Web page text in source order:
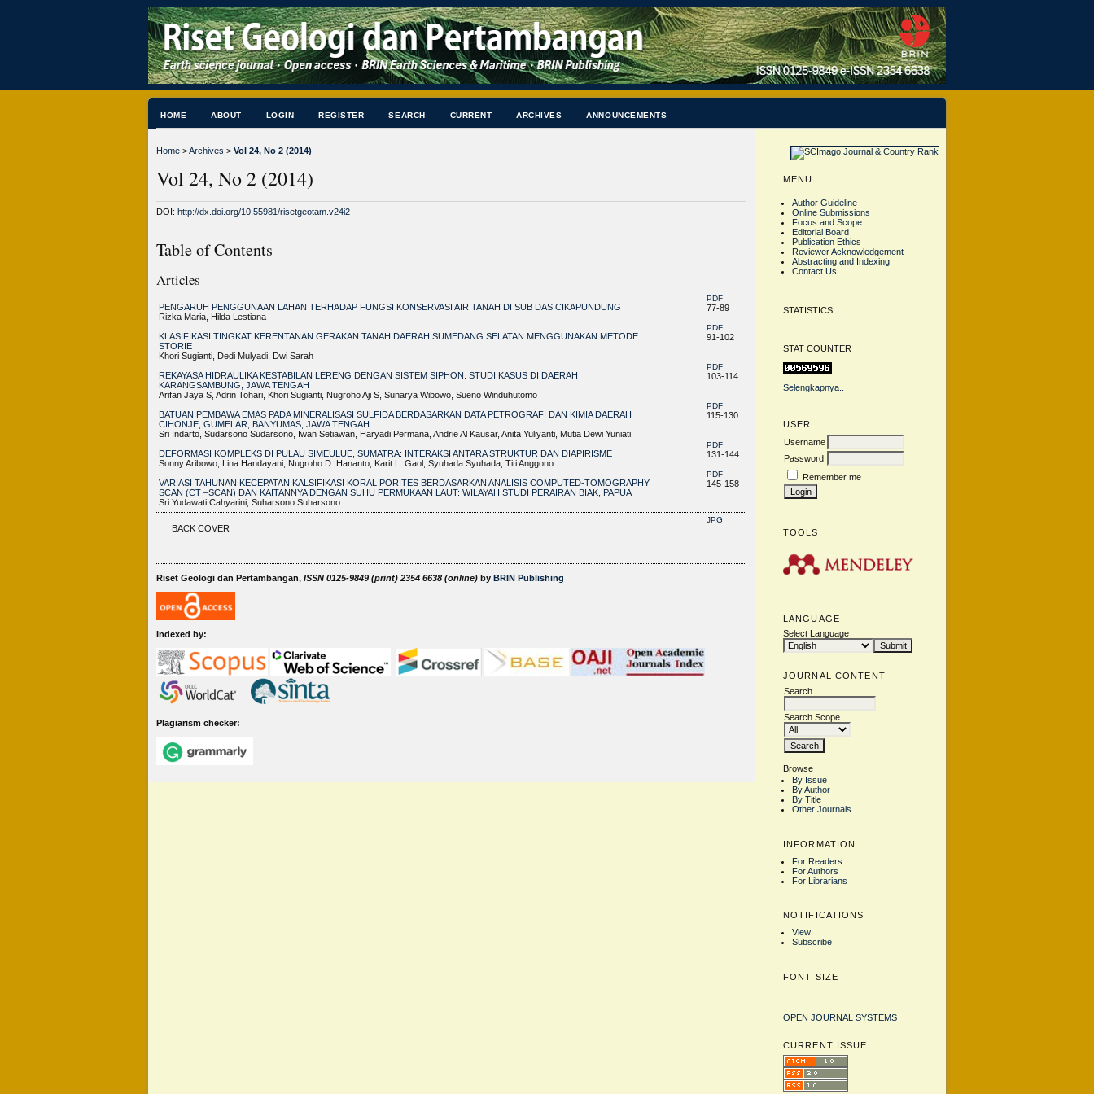
MENU
Author Guideline
Online Submissions
Focus and Scope
Editorial Board
Publication Ethics
Reviewer Acknowledgement
Abstracting and Indexing
Contact Us
STATISTICS
STAT COUNTER
Selengkapnya..
USER
Username
Password
Remember me
TOOLS
LANGUAGE
Select Language
JOURNAL CONTENT
Search
Search Scope
Browse
By Issue
By Author
By Title
Other Journals
INFORMATION
For Readers
For Authors
For Librarians
NOTIFICATIONS
View
Subscribe
FONT SIZE
OPEN JOURNAL SYSTEMS
CURRENT ISSUE
HOME ABOUT LOGIN REGISTER SEARCH CURRENT ARCHIVES ANNOUNCEMENTS
Home >Archives > Vol 24, No 2 (2014)
Vol 24, No 2 (2014)
DOI: http://dx.doi.org/10.55981/risetgeotam.v24i2
Table of Contents
Articles
PENGARUH PENGGUNAAN LAHAN TERHADAP FUNGSI KONSERVASI AIR TANAH DI SUB DAS CIKAPUNDUNG
Rizka Maria, Hilda Lestiana
PDF
77-89
KLASIFIKASI TINGKAT KERENTANAN GERAKAN TANAH DAERAH SUMEDANG SELATAN MENGGUNAKAN METODE
STORIE
Khori Sugianti, Dedi Mulyadi, Dwi Sarah
PDF
91-102
REKAYASA HIDRAULIKA KESTABILAN LERENG DENGAN SISTEM SIPHON: STUDI KASUS DI DAERAH
KARANGSAMBUNG, JAWA TENGAH
Arifan Jaya S, Adrin Tohari, Khori Sugianti, Nugroho Aji S, Sunarya Wibowo, Sueno Winduhutomo
PDF
103-114
BATUAN PEMBAWA EMAS PADA MINERALISASI SULFIDA BERDASARKAN DATA PETROGRAFI DAN KIMIA DAERAH
CIHONJE, GUMELAR, BANYUMAS, JAWA TENGAH
Sri Indarto, Sudarsono Sudarsono, Iwan Setiawan, Haryadi Permana, Andrie Al Kausar, Anita Yuliyanti, Mutia Dewi Yuniati
PDF
115-130
DEFORMASI KOMPLEKS DI PULAU SIMEULUE, SUMATRA: INTERAKSI ANTARA STRUKTUR DAN DIAPIRISME
Sonny Aribowo, Lina Handayani, Nugroho D. Hananto, Karit L. Gaol, Syuhada Syuhada, Titi Anggono
PDF
131-144
VARIASI TAHUNAN KECEPATAN KALSIFIKASI KORAL PORITES BERDASARKAN ANALISIS COMPUTED-TOMOGRAPHY
SCAN (CT –SCAN) DAN KAITANNYA DENGAN SUHU PERMUKAAN LAUT: WILAYAH STUDI PERAIRAN BIAK, PAPUA
Sri Yudawati Cahyarini, Suharsono Suharsono
PDF
145-158
BACK COVER
JPG
Riset Geologi dan Pertambangan, ISSN 0125-9849 (print) 2354 6638 (online) by BRIN Publishing
Indexed by:
Plagiarism checker: